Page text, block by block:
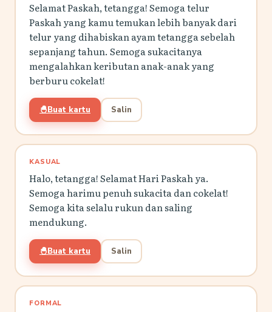
Selamat Paskah, tetangga! Semoga telur
Paskah yang kamu temukan lebih banyak dari
telur yang dihabiskan ayam tetangga sebelah
sepanjang tahun. Semoga sukacitanya
mengalahkan keributan anak-anak yang
berburu cokelat!
🐣Buat kartu Salin
KASUAL
Halo, tetangga! Selamat Hari Paskah ya.
Semoga harimu penuh sukacita dan cokelat!
Semoga kita selalu rukun dan saling
mendukung.
🐣Buat kartu Salin
FORMAL